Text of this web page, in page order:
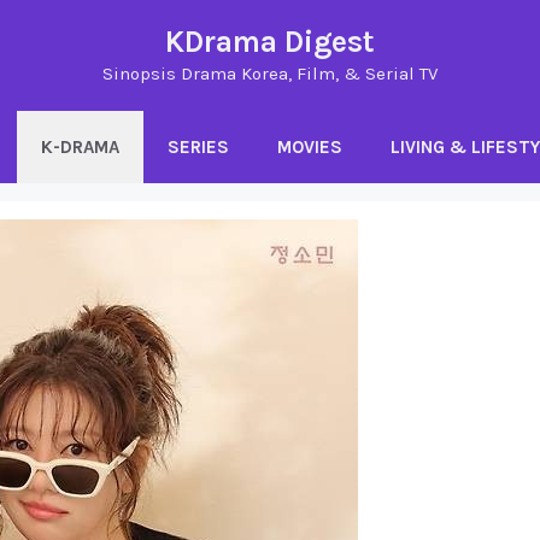
KDrama Digest
Sinopsis Drama Korea, Film, & Serial TV
K-DRAMA SERIES MOVIES LIVING &